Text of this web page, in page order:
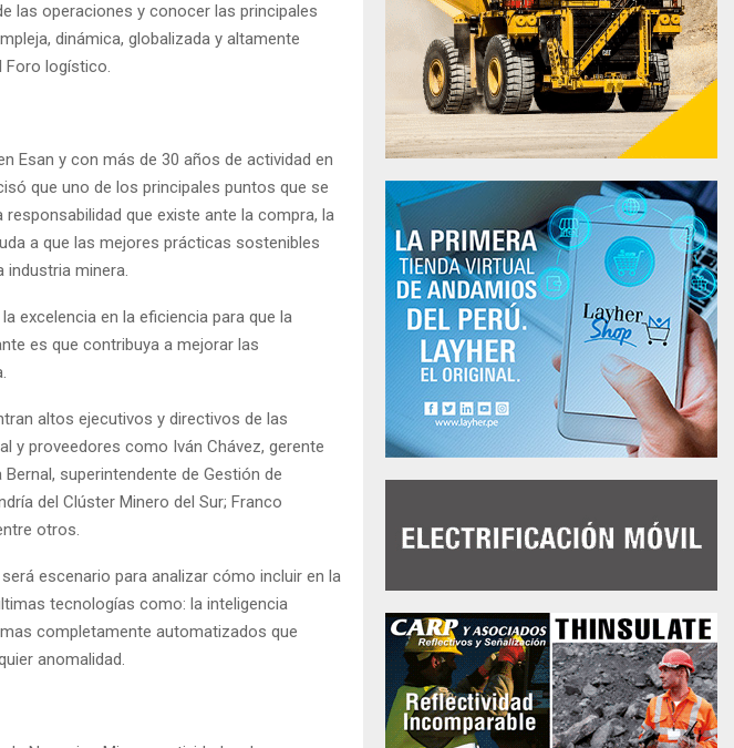
las operaciones y conocer las principales
dinámica, globalizada y altamente
Foro logístico.
Esan y con más de 30 años de actividad en
que uno de los principales puntos que se
que existe ante la compra, la
a que las mejores prácticas sostenibles
minera.
excelencia en la eficiencia para que la
es que contribuya a mejorar las
altos ejecutivos y directivos de las
y proveedores como Iván Chávez, gerente
superintendente de Gestión de
del Clúster Minero del Sur; Franco
otros.
escenario para analizar cómo incluir en la
tecnologías como: la inteligencia
completamente automatizados que
anomalidad.